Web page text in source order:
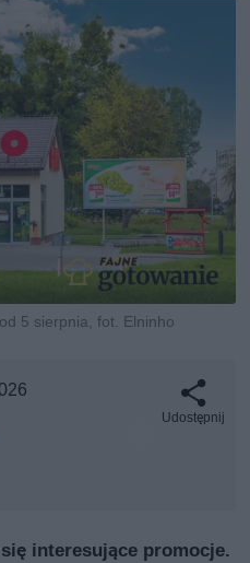
5 sierpnia, fot. Elninho
Udostępnij
interesujące promocje.